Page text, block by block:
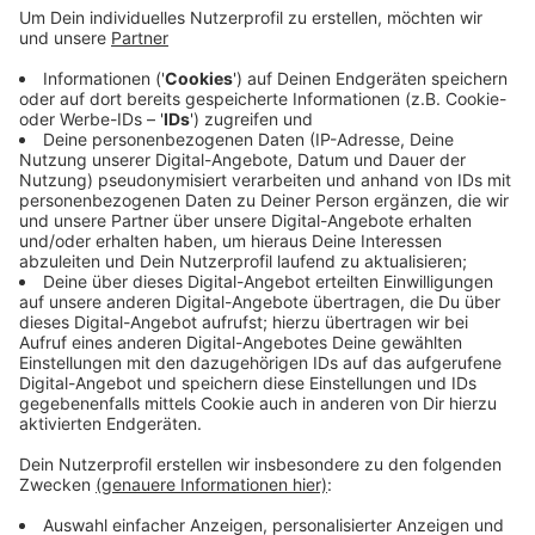
Noch bis 09. August können wir entsprechende Daten
ganz einfachonlineeintragen.Besonders im Fokus
stehen in diesem Jahr die Marienkäfer. Davon gibt es
bei uns zwei Arten. Je nach Anzahl der schwarzen
Punkte auf dem roten Körper handelt es sich um den
Asiatischen oder den Siebenpunkt-Marienkäfer.
Anzeige
Anzeige